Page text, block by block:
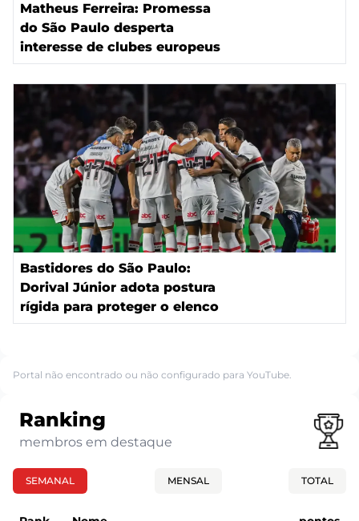
Matheus Ferreira: Promessa
do São Paulo desperta
interesse de clubes europeus
Bastidores do São Paulo:
Dorival Júnior adota postura
rígida para proteger o elenco
Portal não encontrado ou não configurado para YouTube.
Ranking
membros em destaque
SEMANAL MENSAL TOTAL